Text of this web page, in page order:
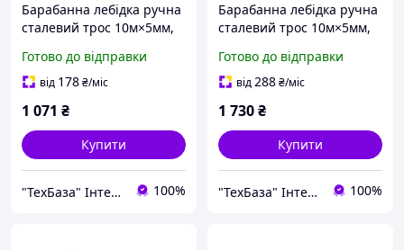
Барабанна лебідка ручна
сталевий трос 10м×5мм,
Готово до відправки
від 178₴/міс
1 071 ₴
Купити
"ТехБаза" Інтернет магазин 100%
Барабанна лебідка ручна
сталевий трос 10м×5мм,
Готово до відправки
від288₴/міс
1 730₴
Купити
"ТехБаза" Інтернет магазин 100%